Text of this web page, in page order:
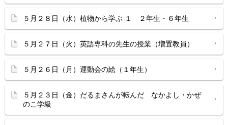
５月２８日（水）植物から学ぶ １ ２年生・６年生
５月２７日（火）英語専科の先生の授業（増置教員）
５月２６日（月）運動会の絵（１年生）
５月２３日（金）だるまさんが転んだ なかよし・かぜ
のこ学級